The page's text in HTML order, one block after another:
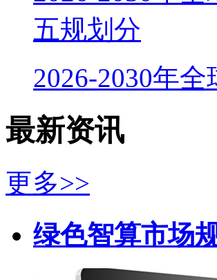
五规划分
2026-2030年
最新资讯
更多>>
绿色智算市场